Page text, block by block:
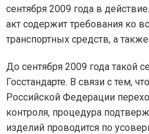
сентября 2009 года в
акт содержит требования ко
транспортных средств, а
До сентября 2009 года такой
Госстандарте. В связи с тем,
Российской Федерации
контроля, процедура
изделий проводится по